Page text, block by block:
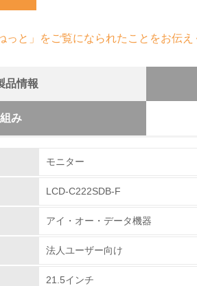
と」をご覧になられたことをお伝え
品情報
み
チェック項目
モニター
LCD-C222SDB-F
アイ・オー・データ機器
法人ユーザー向け
21.5インチ